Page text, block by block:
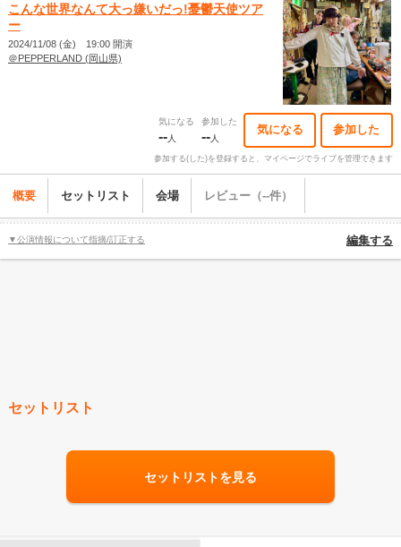
こんな世界なんて大っ嫌いだっ!憂鬱天使ツア
ー
2024/11/08 (金) 19:00 開演
＠PEPPERLAND (岡山県)
気になる
--人
参加した
--人
気になる 参加した
参加する(した)を登録すると、マイページでライブを管理できます
概要 セットリスト 会場 レビュー（--件）
▼公演情報について指摘/訂正する 編集する
セットリスト
セットリストを見る